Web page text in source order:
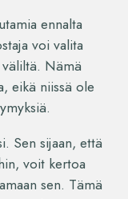
ennalta
voi valita
Nämä
eikä niissä ole
Sen sijaan, että
voit kertoa
sen. Tämä